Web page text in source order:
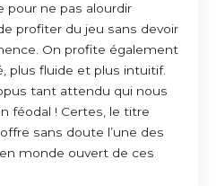
pour ne pas alourdir
profiter du jeu sans devoir
On profite également
plus fluide et plus intuitif.
tant attendu qui nous
féodal ! Certes, le titre
sans doute l’une des
monde ouvert de ces